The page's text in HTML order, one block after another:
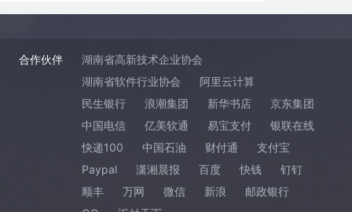
合作伙伴
湖南省高新技术企业协会
湖南省软件行业协会
阿里云计算
民生银行
浪潮集团 新华书店
京东集团
中国电信
亿美软通 易宝支付
银联在线
快递100
中国石油 财付通
支付宝
Paypal
潇湘晨报 百度 快钱
钉钉
顺丰
万网 微信 新浪
邮政银行